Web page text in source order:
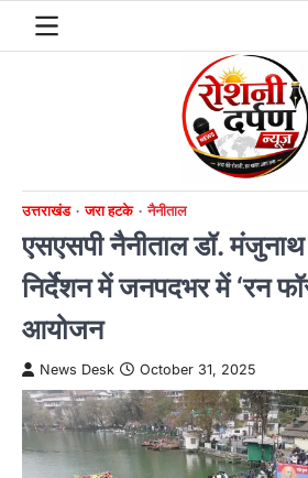
उत्तराखंड जरा हटके नैनीताल
एसएसपी नैनीताल डॉ.
निर्देशन में जनपदभर में ‘रन
आयोजन
News Desk October 31, 2025